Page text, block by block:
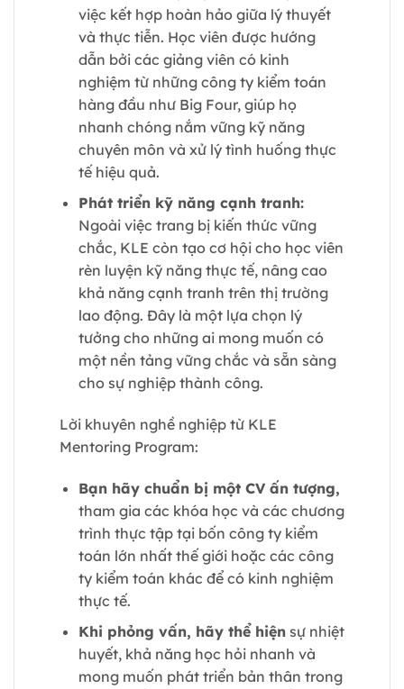
việc kết hợp hoàn hảo giữa lý thuyết
và thực tiễn. Học viên được hướng
dẫn bởi các giảng viên có kinh
nghiệm từ những công ty kiểm toán
hàng đầu như Big Four, giúp họ
nhanh chóng nắm vững kỹ năng
chuyên môn và xử lý tình huống thực
tế hiệu quả.
Phát triển kỹ năng cạnh tranh:
Ngoài việc trang bị kiến thức vững
chắc, KLE còn tạo cơ hội cho học viên
rèn luyện kỹ năng thực tế, nâng cao
khả năng cạnh tranh trên thị trường
lao động. Đây là một lựa chọn lý
tưởng cho những ai mong muốn có
một nền tảng vững chắc và sẵn sàng
cho sự nghiệp thành công.
Lời khuyên nghề nghiệp từ KLE
Mentoring Program:
Bạn hãy chuẩn bị một CV ấn tượng,
tham gia các khóa học và các chương
trình thực tập tại bốn công ty kiểm
toán lớn nhất thế giới hoặc các công
ty kiểm toán khác để có kinh nghiệm
thực tế.
Khi phỏng vấn, hãy thể hiệnsự nhiệt
huyết, khả năng học hỏi nhanh và
mong muốn phát triển bản thân trong